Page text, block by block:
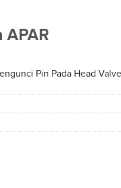
APAR
Pin Pada Head Valve